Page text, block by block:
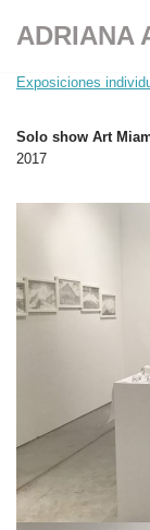
al
ADRIANA
Exposiciones
Solo show Art
2017